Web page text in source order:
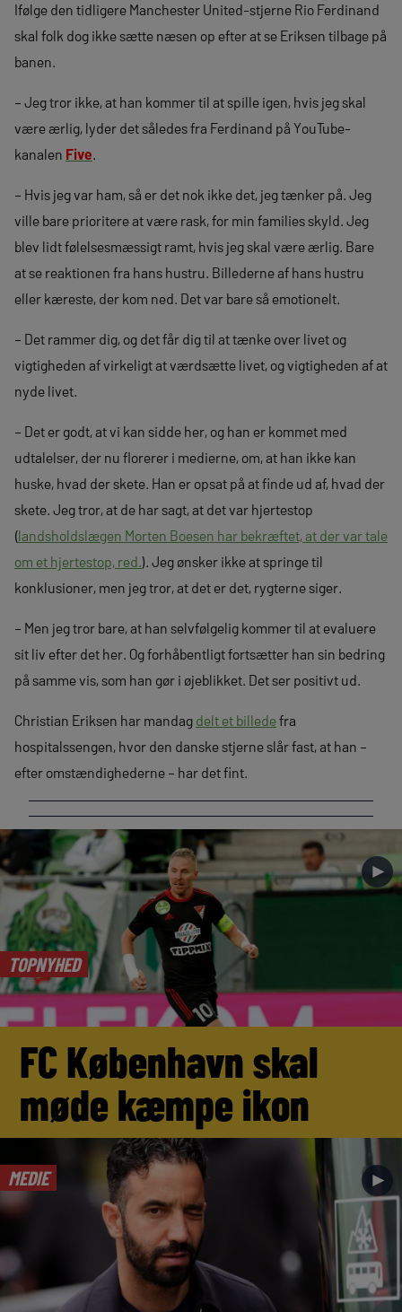
Ifølge den tidligere Manchester United-stjerne Rio Ferdinand
skal folk dog ikke sætte næsen op efter at se Eriksen tilbage på
banen.
– Jeg tror ikke, at han kommer til at spille igen, hvis jeg skal
være ærlig, lyder det således fra Ferdinand på YouTube-
kanalen Five.
– Hvis jeg var ham, så er det nok ikke det, jeg tænker på. Jeg
ville bare prioritere at være rask, for min families skyld. Jeg
blev lidt følelsesmæssigt ramt, hvis jeg skal være ærlig. Bare
at se reaktionen fra hans hustru. Billederne af hans hustru
eller kæreste, der kom ned. Det var bare så emotionelt.
– Det rammer dig, og det får dig til at tænke over livet og
vigtigheden af virkeligt at værdsætte livet, og vigtigheden af at
nyde livet.
– Det er godt, at vi kan sidde her, og han er kommet med
udtalelser, der nu florerer i medierne, om, at han ikke kan
huske, hvad der skete. Han er opsat på at finde ud af, hvad der
skete. Jeg tror, at de har sagt, at det var hjertestop
(landsholdslægen Morten Boesen har bekræftet, at der var tale
om et hjertestop, red.). Jeg ønsker ikke at springe til
konklusioner, men jeg tror, at det er det, rygterne siger.
– Men jeg tror bare, at han selvfølgelig kommer til at evaluere
sit liv efter det her. Og forhåbentligt fortsætter han sin bedring
på samme vis, som han gør i øjeblikket. Det ser positivt ud.
Christian Eriksen har mandag delt et billedefra
hospitalssengen, hvor den danske stjerne slår fast, at han –
efter omstændighederne – har det fint.
TOPNYHED
►
FC København skal
møde kæmpe ikon
MEDIE ►